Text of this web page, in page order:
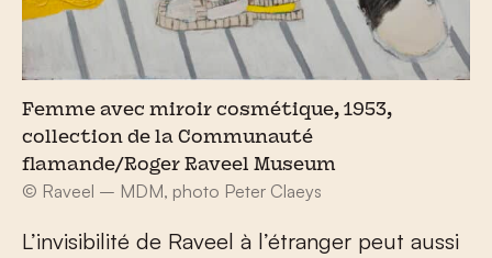
Femme avec miroir cosmétique, 1953,
collection de la Communauté
flamande/Roger Raveel Museum
© Raveel – MDM, photo Peter Claeys
L’invisibilité de Raveel à l’étranger peut aussi